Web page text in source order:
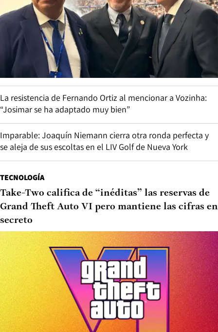
La resistencia de Fernando Ortiz al mencionar a Vozinha:
“Josimar se ha adaptado muy bien”
Imparable: Joaquín Niemann cierra otra ronda perfecta y
se aleja de sus escoltas en el LIV Golf de Nueva York
TECNOLOGÍA
Take-Two califica de “inéditas” las reservas de
Grand Theft Auto VI pero mantiene las cifras en
secreto